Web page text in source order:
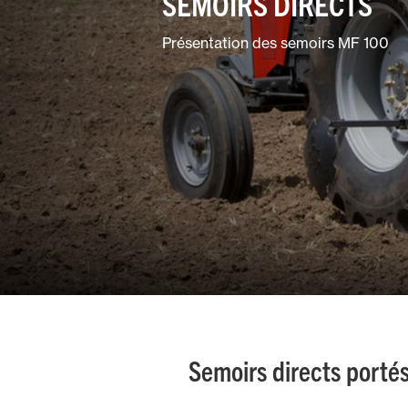
Pulvérisation
Vignobles et
vergers
Présentation des semoirs MF 100
Semoirs directs